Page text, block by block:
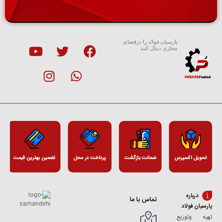
پارسیان فولاد را درفضای
مجازی دنبال کنید
تحویل اکسپرس ضمانت بازگشت پرداخت در محل تضمین بهترین قیمت
درباره
پارسیان فولاد
تهیه وتوزیع
تماس با ما